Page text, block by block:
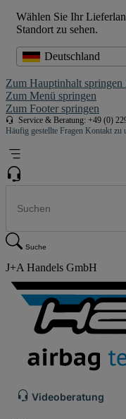
Wählen Sie Ihr
Standort zu sehen.
Deutschland
Zum Hauptinhalt springen
Zum Menü springen
Zum Footer springen
Service & Beratung: +49 (0)
Häufig gestellte Fragen Kontakt zu
Suche
J+A Handels GmbH
Videoberatung